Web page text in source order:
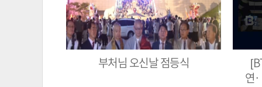
부처님 오신날 점등식
연